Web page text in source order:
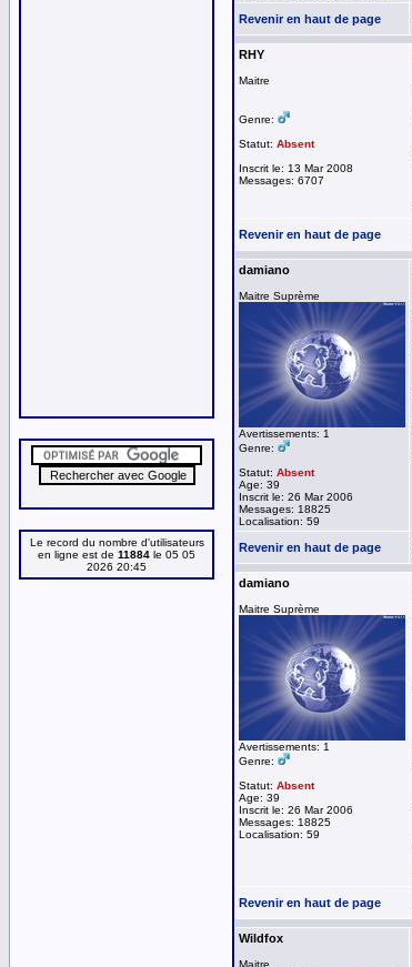
Le record du nombre d'utilisateurs
en ligne est de 11884 le 05 05
2026 20:45
Revenir en haut de page
RHY
Maitre
Genre:
Statut: Absent
Inscrit le: 13 Mar 2008
Messages: 6707
Revenir en haut de page
damiano
Maitre Suprème
Avertissements: 1
Genre:
Statut: Absent
Age: 39
Inscrit le: 26 Mar 2006
Messages: 18825
Localisation: 59
Revenir en haut de page
damiano
Maitre Suprème
Avertissements: 1
Genre:
Statut: Absent
Age: 39
Inscrit le: 26 Mar 2006
Messages: 18825
Localisation: 59
Revenir en haut de page
Wildfox
Maitre